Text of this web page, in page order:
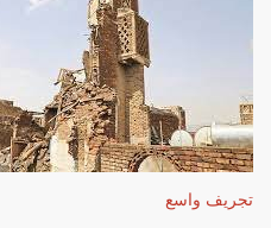
تجريف واسع